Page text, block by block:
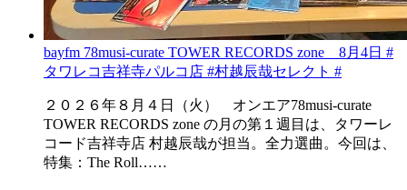
bayfm 78musi-curate TOWER RECORDS zone 8月4日 #
タワレコ吉祥寺パルコ店 #村越辰哉セレクト #
２０２６年８月４日（火） オンエア78musi-curate
TOWER RECORDS zone の月の第１週目は、タワーレ
コード吉祥寺店 村越辰哉が担当。全力選曲。今回は、
特集：The Roll……